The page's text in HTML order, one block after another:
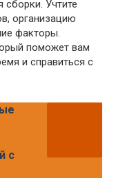
сборки. Учтите
организацию
факторы.
поможет вам
и справиться с
с